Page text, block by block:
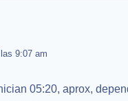
9:07 am
05:20, aprox,